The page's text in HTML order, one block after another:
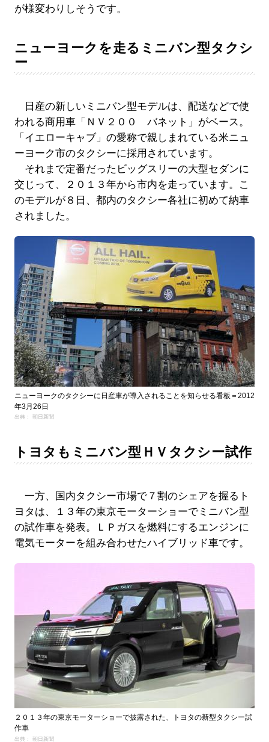
が様変わりしそうです。
ニューヨークを走るミニバン型タクシ
ー
日産の新しいミニバン型モデルは、配送などで使
われる商用車「ＮＶ２００ バネット」がベース。
「イエローキャブ」の愛称で親しまれている米ニュ
ーヨーク市のタクシーに採用されています。
それまで定番だったビッグスリーの大型セダンに
交じって、２０１３年から市内を走っています。こ
のモデルが８日、都内のタクシー各社に初めて納車
されました。
ニューヨークのタクシーに日産車が導入されることを知らせる看板＝2012
年3月26日
出典： 朝日新聞
トヨタもミニバン型ＨＶタクシー試作
一方、国内タクシー市場で７割のシェアを握るト
ヨタは、１３年の東京モーターショーでミニバン型
の試作車を発表。ＬＰガスを燃料にするエンジンに
電気モーターを組み合わせたハイブリッド車です。
２０１３年の東京モーターショーで披露された、トヨタの新型タクシー試
作車
出典： 朝日新聞